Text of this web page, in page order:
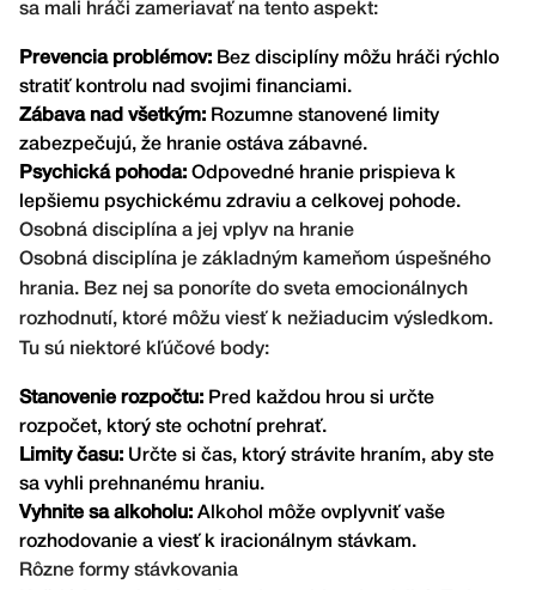
sa mali hráči zameriavať na tento aspekt:
Prevencia problémov: Bez disciplíny môžu hráči rýchlo
stratiť kontrolu nad svojimi financiami.
Zábava nad všetkým: Rozumne stanovené limity
zabezpečujú, že hranie ostáva zábavné.
Psychická pohoda: Odpovedné hranie prispieva k
lepšiemu psychickému zdraviu a celkovej pohode.
Osobná disciplína a jej vplyv na hranie
Osobná disciplína je základným kameňom úspešného
hrania. Bez nej sa ponoríte do sveta emocionálnych
rozhodnutí, ktoré môžu viesť k nežiaducim výsledkom.
Tu sú niektoré kľúčové body:
Stanovenie rozpočtu: Pred každou hrou si určte
rozpočet, ktorý ste ochotní prehrať.
Limity času: Určte si čas, ktorý strávite hraním, aby ste
sa vyhli prehnanému hraniu.
Vyhnite sa alkoholu: Alkohol môže ovplyvniť vaše
rozhodovanie a viesť k iracionálnym stávkam.
Rôzne formy stávkovania